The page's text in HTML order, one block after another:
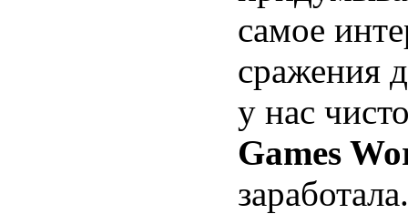
самое
сражения
у нас
Games
заработала.